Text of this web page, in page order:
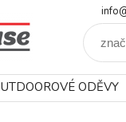
ODĚVY